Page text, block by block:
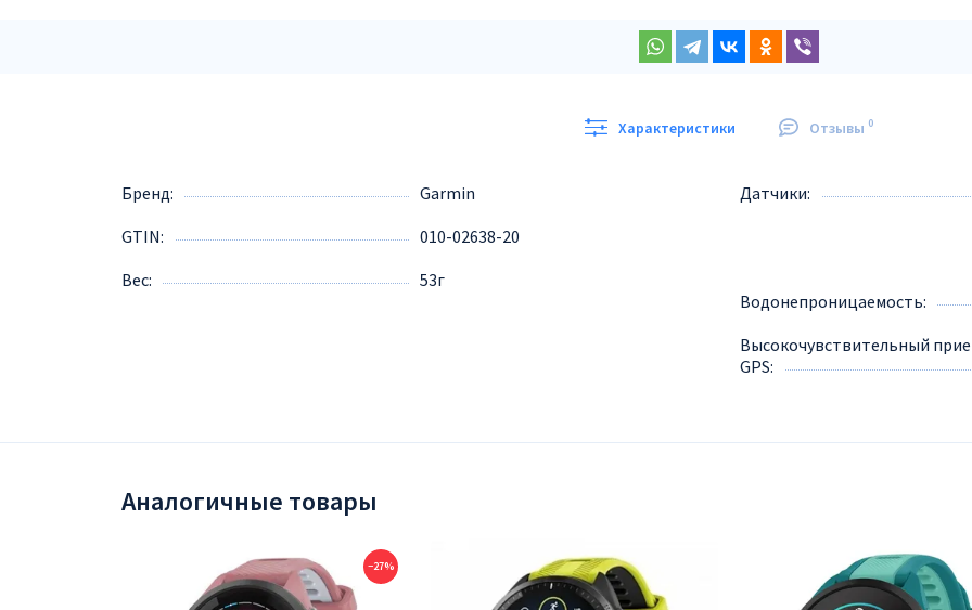
Характеристики Отзывы 0
Бренд
Garmin
GTIN
010-02638-20
Вес
53г
Датчики
Водонепроницаемость
Высокочувствительный
GPS
Аналогичные товары
−27%